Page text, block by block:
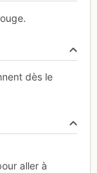
dès le
aller à